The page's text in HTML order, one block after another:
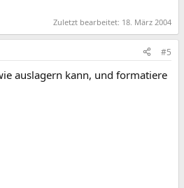
Zuletzt bearbeitet: 18. März 2004
#5
auslagern kann, und formatiere